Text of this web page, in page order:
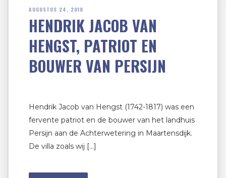
AUGUSTUS 24, 2018
HENDRIK JACOB VAN
HENGST, PATRIOT EN
BOUWER VAN PERSIJN
Hendrik Jacob van Hengst (1742-1817) was een
fervente patriot en de bouwer van het landhuis
Persijn aan de Achterwetering in Maartensdijk.
De villa zoals wij […]